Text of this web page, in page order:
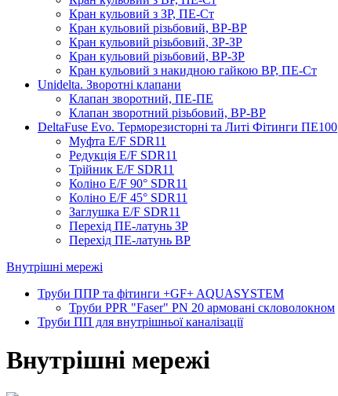
Кран кульовий з ЗР, ПЕ-Ст
Кран кульовий різьбовий, ВР-ВР
Кран кульовий різьбовий, ЗР-ЗР
Кран кульовий різьбовий, ВР-ЗР
Кран кульовий з накидною гайкою ВР, ПЕ-Ст
Unidelta. Зворотні клапани
Клапан зворотний, ПЕ-ПЕ
Клапан зворотний різьбовий, ВР-ВР
DeltaFuse Evo. Терморезисторні та Литі Фітинги ПЕ100
Муфта E/F SDR11
Редукція E/F SDR11
Трійник E/F SDR11
Коліно E/F 90° SDR11
Коліно E/F 45° SDR11
Заглушка E/F SDR11
Перехід ПЕ-латунь ЗР
Перехід ПЕ-латунь ВР
Внутрішні мережі
Труби ППР та фітинги +GF+ AQUASYSTEM
Труби PPR "Faser" PN 20 армовані скловолокном
Труби ПП для внутрішньої каналізації
Внутрішні мережі